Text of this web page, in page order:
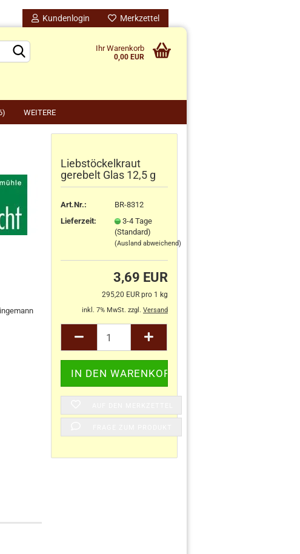
Kundenlogin Merkzettel
Ihr Warenkorb
0,00 EUR
WEITERE
benido kreativ anzeigen
Geschenke
Taschen
Liebstöckelkraut
gerebelt Glas 12,5 g
Art.Nr.:
BR-8312
Lieferzeit:
3-4 Tage
(Standard)
(Ausland abweichend)
3,69 EUR
295,20 EUR pro 1 kg
inkl. 7% MwSt. zzgl. Versand